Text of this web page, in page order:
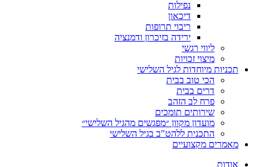
ריבוי תרופות
ירידה בזיכרון ודמנציה
מיצוי זכויות
מיוחדות לגיל השלישי
הכי טוב בבית
דרים בבית
פרח לב הזהב
שירותים תומכים
מועדון מקוון ״מפגשים מהגיל השלישי״
התכנית ללהט"ב בגיל השלישי
מקצועיים